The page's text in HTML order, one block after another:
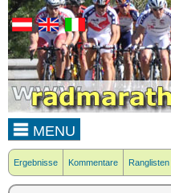
MENU
Ergebnisse Kommentare Ranglisten